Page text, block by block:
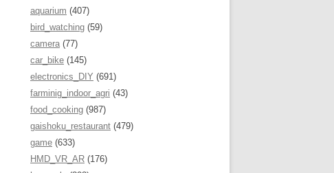
aquarium (407)
bird_watching (59)
camera (77)
car_bike (145)
electronics_DIY (691)
farminig_indoor_agri (43)
food_cooking (987)
gaishoku_restaurant (479)
game (633)
HMD_VR_AR (176)